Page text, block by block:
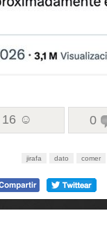
16 ☺ 0
jirafa dato comer